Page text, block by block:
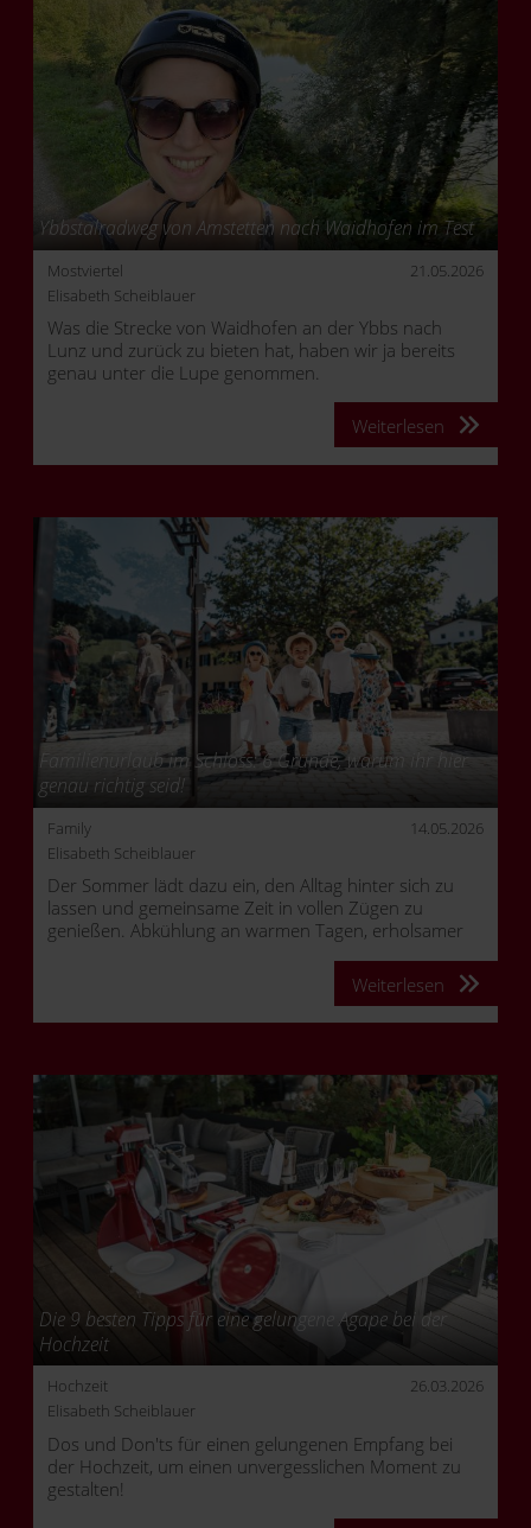
Ybbstalradweg von Amstetten nach Waidhofen im Test
Mostviertel
21.05.2026
Elisabeth Scheiblauer
Was die Strecke von Waidhofen an der Ybbs nach
Lunz und zurück zu bieten hat, haben wir ja bereits
genau unter die Lupe genommen.
Weiterlesen
Familienurlaub im Schloss: 6 Gründe, warum ihr hier
genau richtig seid!
Family
14.05.2026
Elisabeth Scheiblauer
Der Sommer lädt dazu ein, den Alltag hinter sich zu
lassen und gemeinsame Zeit in vollen Zügen zu
genießen. Abkühlung an warmen Tagen, erholsamer
einfach dazu. Umso schöner, wenn man sich um
nichts kümmern muss und Genuss, Entspannung und
Familienzeit ganz selbstverständlich zusammenfinden.
Weiterlesen
Die 9 besten Tipps für eine gelungene Agape bei der
Hochzeit
Hochzeit
26.03.2026
Elisabeth Scheiblauer
Dos und Don'ts für einen gelungenen Empfang bei
der Hochzeit, um einen unvergesslichen Moment zu
gestalten!